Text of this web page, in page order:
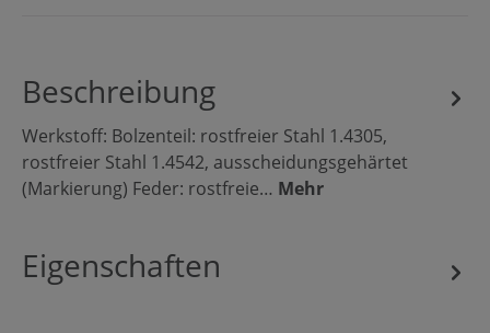
Beschreibung
Werkstoff: Bolzenteil: rostfreier Stahl 1.4305,
rostfreier Stahl 1.4542, ausscheidungsgehärtet
(Markierung) Feder: rostfreie… Mehr
Eigenschaften